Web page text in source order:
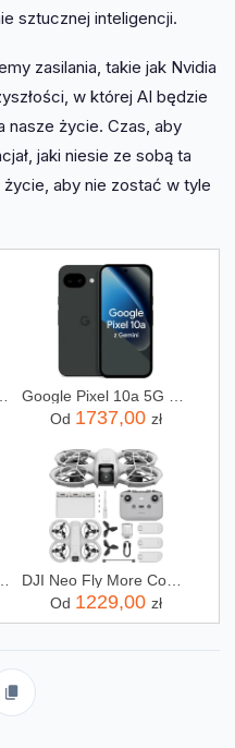
sztucznej inteligencji.
zasilania, takie jak Nvidia
w której AI będzie
nasze życie. Czas, aby
jaki niesie ze sobą ta
aby nie zostać w tyle
Od 1737,00 zł
DJI Neo Fly More Combo
Od 1229,00 zł